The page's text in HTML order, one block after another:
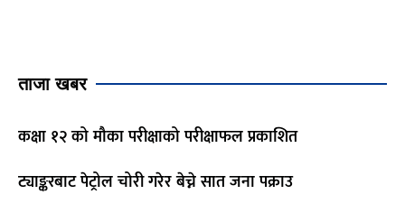
ताजा खबर
कक्षा १२ को मौका परीक्षाको परीक्षाफल प्रकाशित
ट्याङ्करबाट पेट्रोल चोरी गरेर बेच्ने सात जना पक्राउ